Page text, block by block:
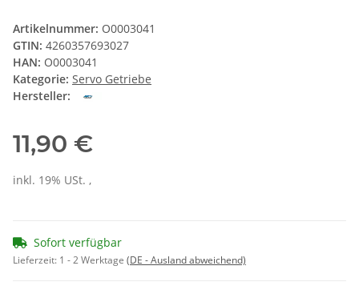
Artikelnummer: O0003041
GTIN: 4260357693027
HAN: O0003041
Kategorie: Servo Getriebe
Hersteller:
11,90 €
inkl. 19% USt. ,
Sofort verfügbar
Lieferzeit: 1 - 2 Werktage (DE - Ausland abweichend)